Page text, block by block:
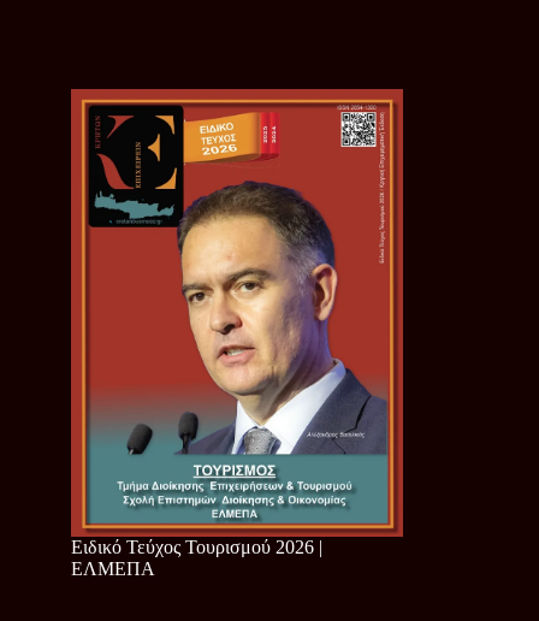
Ειδικό Τεύχος Τουρισμού 2026 |
ΕΛΜΕΠΑ